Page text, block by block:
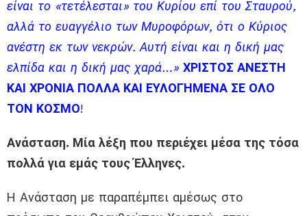
είναι το «τετέλεσται» του Κυρίου επί του Σταυρού,
αλλά το ευαγγέλιο των Μυροφόρων, ότι ο Κύριος
ανέστη εκ των νεκρών. Αυτή είναι και η δική μας
ελπίδα και η δική μας χαρά…» ΧΡΙΣΤΟΣ ΑΝΕΣΤΗ
ΚΑΙ ΧΡΟΝΙΑ ΠΟΛΛΑ ΚΑΙ ΕΥΛΟΓΗΜΕΝΑ ΣΕ ΟΛΟ
ΤΟΝ ΚΟΣΜΟ!
Ανάσταση. Μία λέξη που περιέχει μέσα της τόσα
πολλά για εμάς τους Έλληνες.
Η Ανάσταση με παραπέμπει αμέσως στο